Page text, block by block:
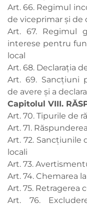
Art. 66. Regimul
de viceprimar şi de
Art. 67. Regimul
interese pentru
local
Art. 68. Declarația
Art. 69. Sancțiuni
de avere şi a
Capitolul VIII.
Art. 70. Tipurile de
Art. 71.
Art. 72. Sancțiunile
locali
Art. 73.
Art. 74. Chemarea
Art. 75. Retragerea
Art. 76.